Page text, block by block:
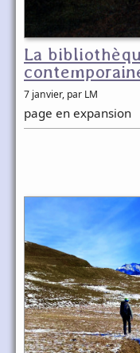
La
7 janvier, par LM
page en expansion